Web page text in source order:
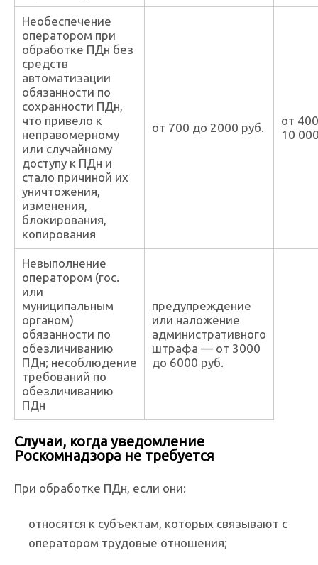
Необеспечение
оператором при
обработке ПДн без
средств
автоматизации
обязанности по
сохранности ПДн,
что привело к
неправомерному
или случайному
доступу к ПДн и
стало причиной их
уничтожения,
изменения,
блокирования,
копирования
от 700 до 2000 руб.
от
10
Невыполнение
оператором (гос.
или
муниципальным
органом)
обязанности по
обезличиванию
ПДн; несоблюдение
требований по
обезличиванию
ПДн
предупреждение
или наложение
административного
штрафа — от 3000
до 6000 руб.
Случаи, когда уведомление
Роскомнадзора не требуется
При обработке ПДн, если они:
относятся к субъектам, которых связывают с
оператором трудовые отношения;